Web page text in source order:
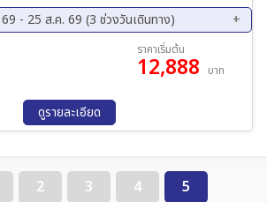
- 25 ส.ค. 69 (3 ช่วงวันเดินทาง)
15 ส.ค. 69 - 18 ส.ค. 69
ราคาเริ่มต้น
12,888 บาท
ดูรายละเอียด
2 3 4
5